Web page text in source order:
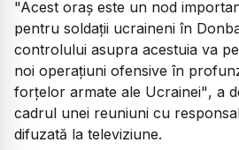
"Acest oraş este un nod
pentru soldaţii ucraineni în
controlului asupra acestuia va
noi operaţiuni ofensive în
forţelor armate ale Ucrainei", a
cadrul unei reuniuni cu
difuzată la televiziune.